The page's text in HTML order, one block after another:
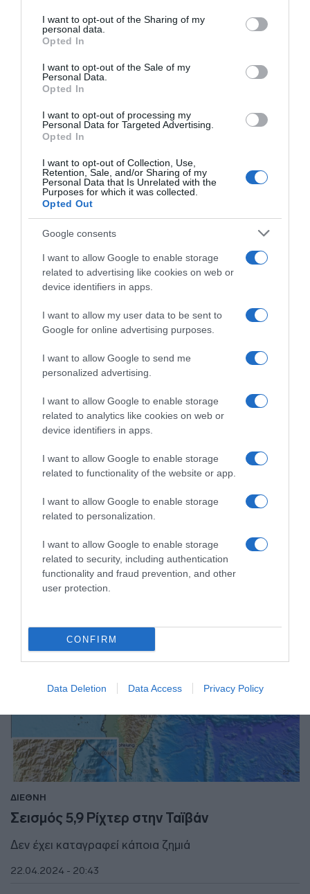
not limited to your visit or usage behaviour. You may click to
grant or deny consent to Google and its third-party tags to
use your data for below specified purposes in below Google
consent section.
I want to opt-out of the Sharing of my
personal data.
Opted In
I want to opt-out of the Sale of my
Personal Data.
Opted In
I want to opt-out of processing my
Personal Data for Targeted Advertising.
Opted In
I want to opt-out of Collection, Use,
Retention, Sale, and/or Sharing of my
Personal Data that Is Unrelated with the
Purposes for which it was collected.
Opted Out
Google consents
I want to allow Google to enable storage
related to advertising like cookies on web or
device identifiers in apps.
I want to allow my user data to be sent to
Google for online advertising purposes.
I want to allow Google to send me
personalized advertising.
I want to allow Google to enable storage
related to analytics like cookies on web or
device identifiers in apps.
I want to allow Google to enable storage
related to functionality of the website or app.
I want to allow Google to enable storage
related to personalization.
I want to allow Google to enable storage
related to security, including authentication
functionality and fraud prevention, and other
user protection.
CONFIRM
Data Deletion Data Access Privacy Policy
ΔΙΕΘΝΗ
Eagle στην Ταϊβάν
Ο πιλότος πρόλαβε να το εγκαταλείψει και είναι σώος,
σύμφωνα με την ενημέρωση από την Ταϊπέι
15.02.2025 - 08:38
ΔΙΕΘΝΗ
Τουλάχιστον 5 νεκροί (ΒΙΝΤΕΟ)
13.02.2025 - 09:12
ΔΙΕΘΝΗ
Σεισμός 5,9 Ρίχτερ στην Ταϊβάν
Δεν έχει καταγραφεί κάποια ζημιά
22.04.2024 - 20:43